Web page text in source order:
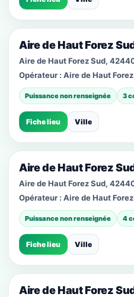
Aire de Haut Forez
Aire de Haut Forez Sud,
Opérateur : Aire de Haut
Puissance non renseignée 3
Fiche lieu Ville
Aire de Haut Forez
Aire de Haut Forez Sud,
Opérateur : Aire de Haut
Puissance non renseignée 4
Fiche lieu Ville
Aire de Haut Forez